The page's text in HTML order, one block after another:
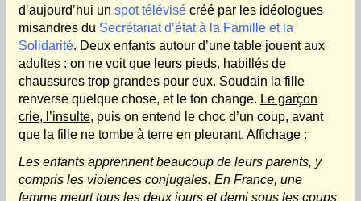
d’aujourd’hui un spot télévisé créé par les idéologues
misandres du Secrétariat d’état à la Famille et la
Solidarité. Deux enfants autour d’une table jouent aux
adultes : on ne voit que leurs pieds, habillés de
chaussures trop grandes pour eux. Soudain la fille
renverse quelque chose, et le ton change. Le garçon
crie, l’insulte, puis on entend le choc d’un coup, avant
que la fille ne tombe à terre en pleurant. Affichage :
Les enfants apprennent beaucoup de leurs parents, y
compris les violences conjugales. En France, une
femme meurt tous les deux jours et demi sous les coups